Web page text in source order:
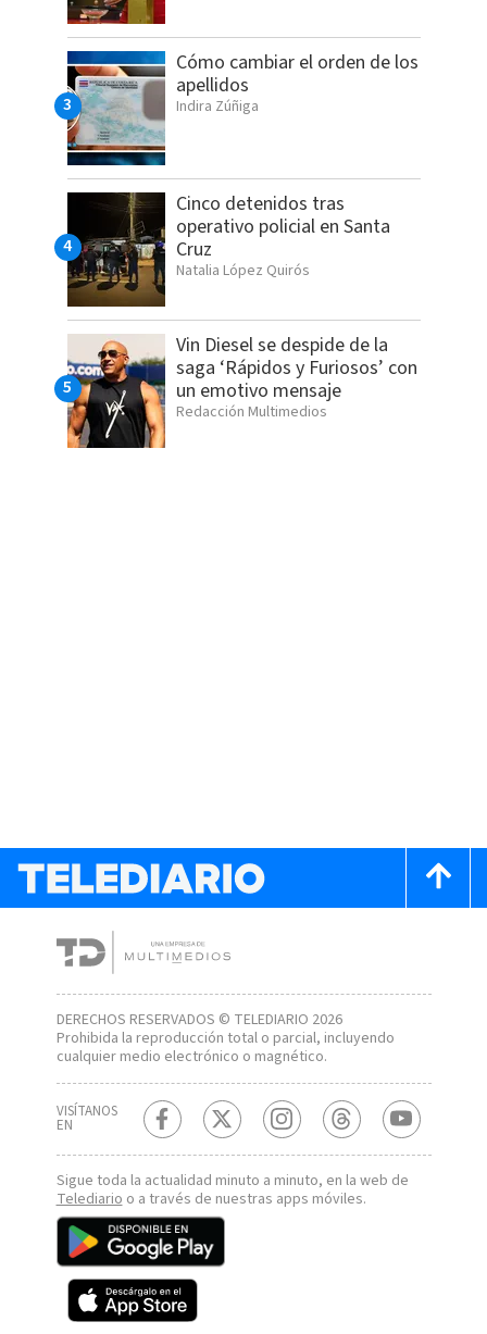
Cómo cambiar el orden de los
apellidos
Indira Zúñiga
Cinco detenidos tras
operativo policial en Santa
Cruz
Natalia López Quirós
Vin Diesel se despide de la
saga ‘Rápidos y Furiosos’ con
un emotivo mensaje
Redacción Multimedios
DERECHOS RESERVADOS © TELEDIARIO 2026
Prohibida la reproducción total o parcial, incluyendo
cualquier medio electrónico o magnético.
VISÍTANOS
EN
Sigue toda la actualidad minuto a minuto, en la web de
Telediario o a través de nuestras apps móviles.